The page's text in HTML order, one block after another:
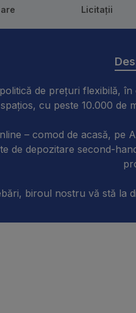
Licitații
de prețuri flexibilă,
cu peste 10.000 de
– comod de acasă, pe
de depozitare second-
biroul nostru vă stă la